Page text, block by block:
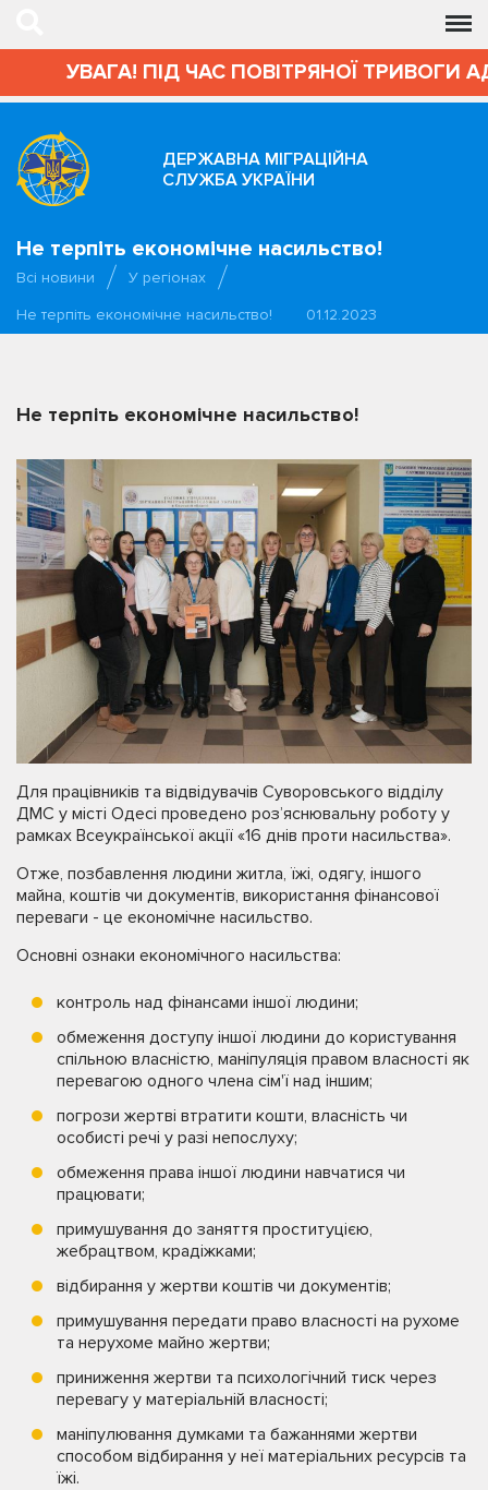
УВАГА! ПІД ЧАС ПОВІТРЯНОЇ ТРИВОГИ
ДЕРЖАВНА МІГРАЦІЙНА
СЛУЖБА УКРАЇНИ
Не терпіть економічне насильство!
Всі новини
У регіонах
Не терпіть економічне насильство!
01.12.2023
Не терпіть економічне насильство!
Для працівників та відвідувачів Суворовського відділу
ДМС у місті Одесі проведено розʼяснювальну роботу у
рамках Всеукраїнської акції «16 днів проти насильства».
Отже, позбавлення людини житла, їжі, одягу, іншого
майна, коштів чи документів, використання фінансової
переваги - це економічне насильство.
Основні ознаки економічного насильства:
контроль над фінансами іншої людини;
обмеження доступу іншої людини до користування
спільною власністю, маніпуляція правом власності як
перевагою одного члена сім'ї над іншим;
погрози жертві втратити кошти, власність чи
особисті речі у разі непослуху;
обмеження права іншої людини навчатися чи
працювати;
примушування до заняття проституцією,
жебрацтвом, крадіжками;
відбирання у жертви коштів чи документів;
примушування передати право власності на рухоме
та нерухоме майно жертви;
приниження жертви та психологічний тиск через
перевагу у матеріальній власності;
маніпулювання думками та бажаннями жертви
способом відбирання у неї матеріальних ресурсів та
їжі.